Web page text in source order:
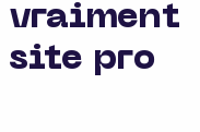
vraiment
site pro